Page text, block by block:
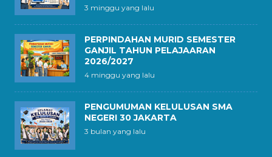
3 minggu yang lalu
PERPINDAHAN MURID SEMESTER
GANJIL TAHUN PELAJAARAN
2026/2027
4 minggu yang lalu
PENGUMUMAN KELULUSAN SMA
NEGERI 30 JAKARTA
3 bulan yang lalu